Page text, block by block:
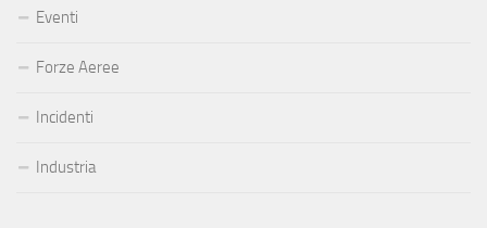
Eventi
Forze Aeree
Incidenti
Industria